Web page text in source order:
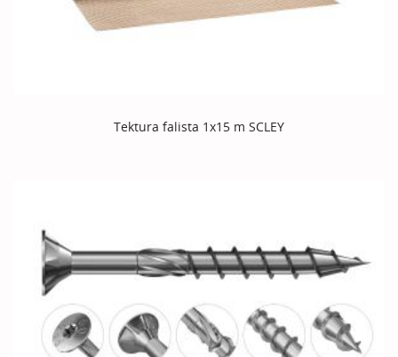
Tektura falista 1x15 m SCLEY